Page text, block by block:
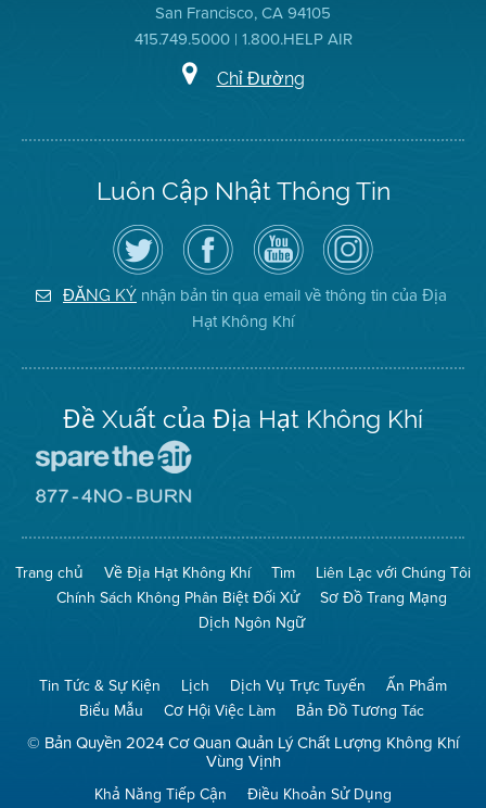
San Francisco, CA 94105
415.749.5000 | 1.800.HELP AIR
Chỉ Đường
Luôn Cập Nhật Thông Tin
Hãy
theo
dõi
Địa
Hạt
Không
Truy
cập
Trang
Facebook
của
Địa
Hạt
Kênh
YouTube
của
Địa
Hạt
Không
Khí
Air
District
on
Instagram
ĐĂNG KÝ nhận bản tin qua email về thông tin của Địa
Hạt Không Khí
Đề Xuất của Địa Hạt Không Khí
The
(Bảo
Toàn
Không
Khí)
Mạng
No
Burn
(Không
Đốt)
Trang chủ Về Địa Hạt Không Khí Tìm
Liên Lạc với Chúng Tôi
Chính Sách Không Phân Biệt Đối Xử
Sơ Đồ Trang Mạng
Dịch Ngôn Ngữ
Tin Tức & Sự Kiện Lịch Dịch Vụ Trực Tuyến
Ấn Phẩm
Biểu Mẫu
Cơ Hội Việc Làm Bản Đồ Tương Tác
© Bản Quyền 2024 Cơ Quan Quản Lý Chất Lượng Không Khí
Vùng Vịnh
Khả Năng Tiếp Cận
Điều Khoản Sử Dụng